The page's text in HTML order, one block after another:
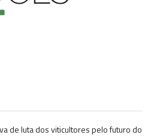
de luta dos viticultores pelo futuro do